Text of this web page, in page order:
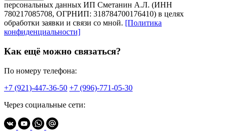
персональных данных ИП Сметанин А.Л. (ИНН
780217085708, ОГРНИП: 318784700176410) в целях
обработки заявки и связи со мной. [Политика
конфиденциальности]
Как ещё можно связаться?
По номеру телефона:
+7 (921)-447-36-50 +7 (996)-771-05-30
Через социальные сети: